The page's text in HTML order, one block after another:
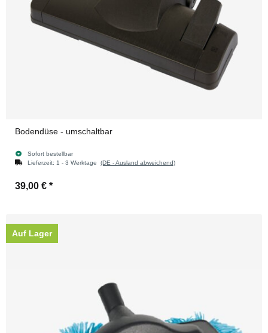
Bodendüse - umschaltbar
Sofort bestellbar
Lieferzeit: 1 - 3 Werktage (DE - Ausland abweichend)
39,00 € *
Auf Lager